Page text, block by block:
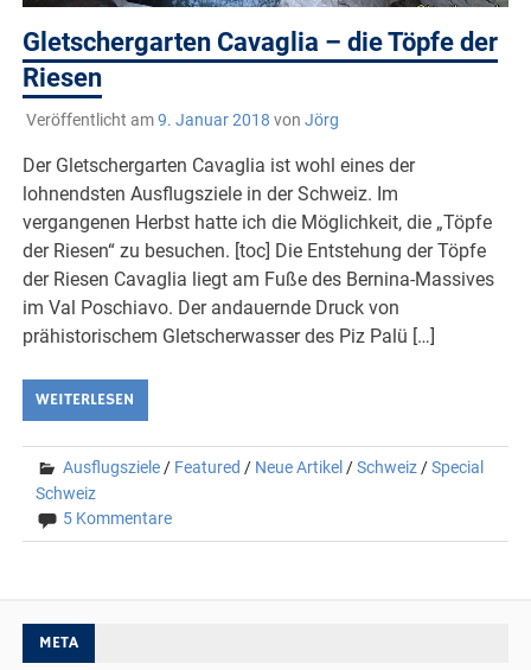
Gletschergarten Cavaglia – die Töpfe der
Riesen
Veröffentlicht am9. Januar 2018 von Jörg
Der Gletschergarten Cavaglia ist wohl eines der
lohnendsten Ausflugsziele in der Schweiz. Im
vergangenen Herbst hatte ich die Möglichkeit, die „Töpfe
der Riesen“ zu besuchen. [toc] Die Entstehung der Töpfe
der Riesen Cavaglia liegt am Fuße des Bernina-Massives
im Val Poschiavo. Der andauernde Druck von
prähistorischem Gletscherwasser des Piz Palü […]
WEITERLESEN
Ausflugsziele / Featured / Neue Artikel /Schweiz /Special
Schweiz
5 Kommentare
META